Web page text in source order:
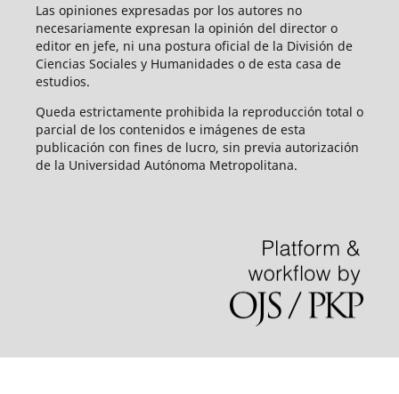
Las opiniones expresadas por los autores no
necesariamente expresan la opinión del director o
editor en jefe, ni una postura oficial de la División de
Ciencias Sociales y Humanidades o de esta casa de
estudios.
Queda estrictamente prohibida la reproducción total o
parcial de los contenidos e imágenes de esta
publicación con fines de lucro, sin previa autorización
de la Universidad Autónoma Metropolitana.